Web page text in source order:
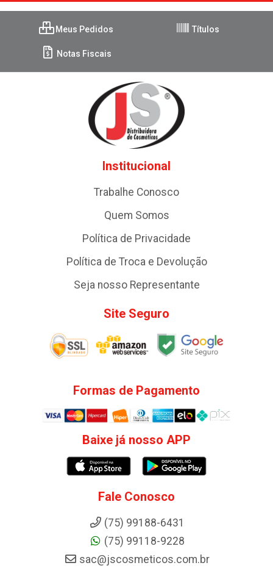
Meus Pedidos Títulos
Notas Fiscais
Institucional
Trabalhe Conosco
Quem Somos
Política de Privacidade
Política de Troca e Devolução
Seja nosso Representante
Site Seguro
Formas de Pagamento
Baixe já nosso APP
Fale Conosco
(75) 99188-6431
(75) 99118-9228
sac@jscosmeticos.com.br